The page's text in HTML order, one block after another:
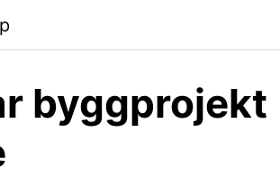
byggprojekt